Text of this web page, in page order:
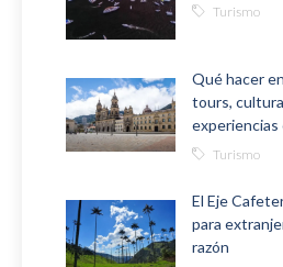
Turismo
Qué hacer
tours,
experiencias
Turismo
El Eje
para
razón